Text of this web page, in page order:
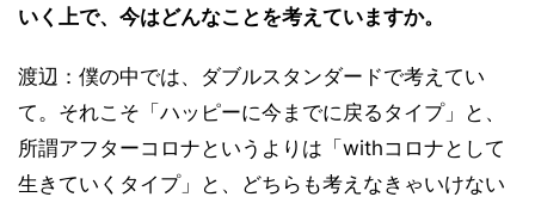
僕たちが楽んでいないといけないし、僕たちが楽し
める何かで一緒に楽しんでもらうことを考えたい
いく上で、今はどんなことを考えていますか。
渡辺：僕の中では、ダブルスタンダードで考えてい
て。それこそ「ハッピーに今までに戻るタイプ」と、
所謂アフターコロナというよりは「withコロナとして
生きていくタイプ」と、どちらも考えなきゃいけない